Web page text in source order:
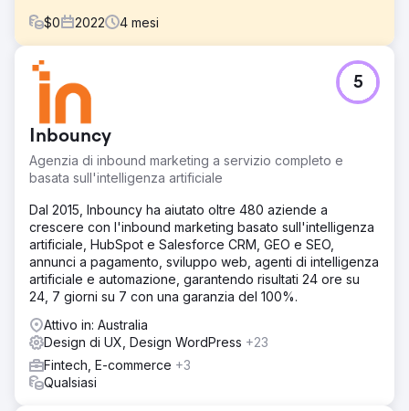
$0 2022 4 mesi
Sfida
- Raggiungere un anno record in donazioni per la
campagna 2022 (superare i 14,6 milioni di dollari raccolti
nel 2021) - Aumentare le impressioni e la visibilità sui
social media per oltre 3 milioni di utenti rispetto a 1,87
milioni nel 2021 - Aumentare il traffico degli utenti (sito
Web) del 50% rispetto alla campagna 2021 - Assistere
nell'incremento delle vendite in negozio attraverso Co
Soluzione
- Sviluppare una profonda comprensione della
personalità del cliente per migliorare il coinvolgimento
degli utenti e il marchio - Aumentare la consapevolezza
della ricerca organica nei segmenti chiave - Migliorare il
coinvolgimento degli utenti e l'esperienza della pagina di
destinazione sul sito Web (supporto UX) - Identificare un
pubblico nuovo/più ampio al di fuori del pubblico dei
sostenitori dell'AFL
Risultato
Inbouncy
Agenzia di inbound marketing a servizio completo e
basata sull'intelligenza artificiale
5
Dal 2015, Inbouncy ha aiutato oltre 480 aziende a
crescere con l'inbound marketing basato sull'intelligenza
artificiale, HubSpot e Salesforce CRM, GEO e SEO,
annunci a pagamento, sviluppo web, agenti di intelligenza
artificiale e automazione, garantendo risultati 24 ore su
24, 7 giorni su 7 con una garanzia del 100%.
Attivo in: Australia
Design di UX, Design WordPress +23
Fintech, E-commerce +3
Qualsiasi